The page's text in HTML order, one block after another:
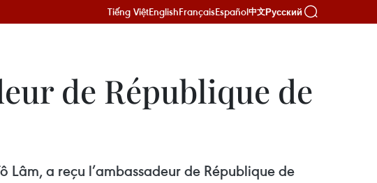
Tiếng ViệtEnglishFrançaisEspañol中文Русский
de République de
Lâm, a reçu l’ambassadeur de République de